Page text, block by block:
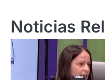
entradas
Noticias